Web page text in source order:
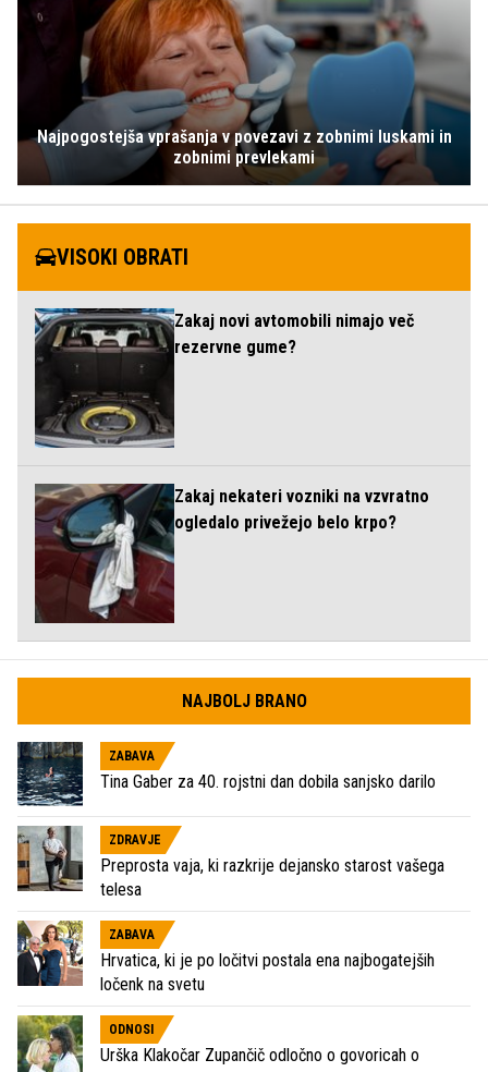
Najpogostejša vprašanja v povezavi z zobnimi luskami in
zobnimi prevlekami
VISOKI OBRATI
Zakaj novi avtomobili nimajo več
rezervne gume?
Zakaj nekateri vozniki na vzvratno
ogledalo privežejo belo krpo?
NAJBOLJ BRANO
ZABAVA
Tina Gaber za 40. rojstni dan dobila sanjsko darilo
ZDRAVJE
Preprosta vaja, ki razkrije dejansko starost vašega
telesa
ZABAVA
Hrvatica, ki je po ločitvi postala ena najbogatejših
ločenk na svetu
ODNOSI
Urška Klakočar Zupančič odločno o govoricah o